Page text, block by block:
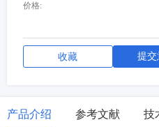
价格:
收藏 提交
产品介绍 参考文献 技